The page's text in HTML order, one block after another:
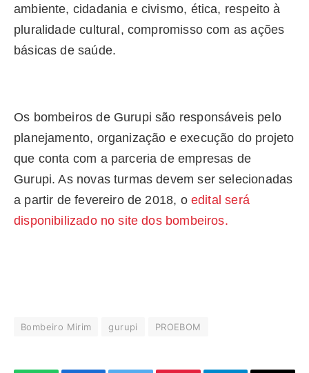
ambiente, cidadania e civismo, ética, respeito à
pluralidade cultural, compromisso com as ações
básicas de saúde.
Os bombeiros de Gurupi são responsáveis pelo
planejamento, organização e execução do projeto
que conta com a parceria de empresas de
Gurupi. As novas turmas devem ser selecionadas
a partir de fevereiro de 2018, o edital será
disponibilizado no site dos bombeiros.
Bombeiro Mirim gurupi PROEBOM